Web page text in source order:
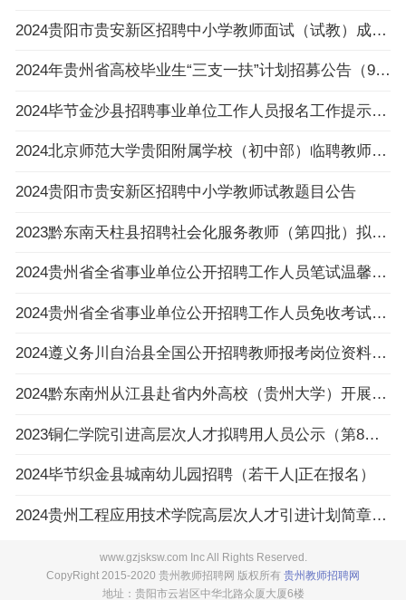
2024贵阳市贵安新区招聘中小学教师面试（试教）成绩、总成绩及进入体检人员名单及体检相关
2024年贵州省高校毕业生“三支一扶”计划招募公告（992人|3.6-3.8报名|3.30笔试）
2024毕节金沙县招聘事业单位工作人员报名工作提示的公告
2024北京师范大学贵阳附属学校（初中部）临聘教师招聘公告（4人|2.23-2.29报名）
2024贵阳市贵安新区招聘中小学教师试教题目公告
2023黔东南天柱县招聘社会化服务教师（第四批）拟录用人员名单公示
2024贵州省全省事业单位公开招聘工作人员笔试温馨提示
2024贵州省全省事业单位公开招聘工作人员免收考试费申请提交流程
2024遵义务川自治县全国公开招聘教师报考岗位资料原件审核及体检通知（2.27体检）
2024黔东南州从江县赴省内外高校（贵州大学）开展事业单位人才引进活动（教育类、综合类）
2023铜仁学院引进高层次人才拟聘用人员公示（第8批）
2024毕节织金县城南幼儿园招聘（若干人|正在报名）
2024贵州工程应用技术学院高层次人才引进计划简章（60人）
www.gzjsksw.com Inc All Rights Reserved.
CopyRight 2015-2020 贵州教师招聘网 版权所有 贵州教师招聘网
地址：贵阳市云岩区中华北路众厦大厦6楼